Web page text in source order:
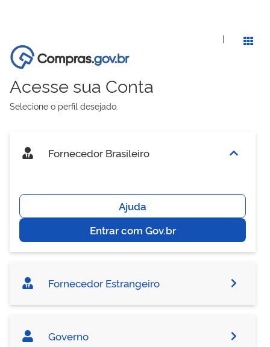
|
Acesse sua Conta
Selecione o perfil desejado.
Fornecedor Brasileiro
Ajuda
Entrar com Gov.br
Fornecedor Estrangeiro
Governo